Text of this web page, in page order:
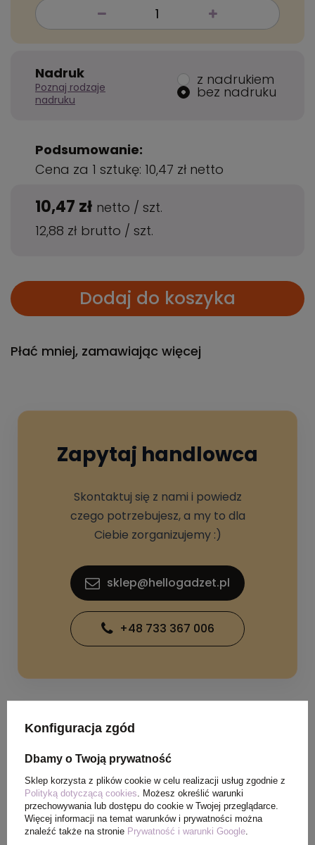
Nadruk
Poznaj rodzaje
nadruku
z nadrukiem
bez nadruku
Podsumowanie:
Cena za 1 sztukę: 10,47 zł netto
10,47 zł netto / szt.
12,88 zł brutto / szt.
Dodaj do koszyka
Płać mniej, zamawiając więcej
Zapytaj handlowca
Skontaktuj się z nami i powiedz
czego potrzebujesz, a my to dla
Ciebie zorganizujemy :)
sklep@hellogadzet.pl
+48 733 367 006
Waga
produktu (g)
0,260 kg
Konfiguracja zgód
Dbamy o Twoją prywatność
Sklep korzysta z plików cookie w celu realizacji usług zgodnie z
Polityką dotyczącą cookies. Możesz określić warunki
przechowywania lub dostępu do cookie w Twojej przeglądarce.
Więcej informacji na temat warunków i prywatności można
znaleźć także na stronie Prywatność i warunki Google.